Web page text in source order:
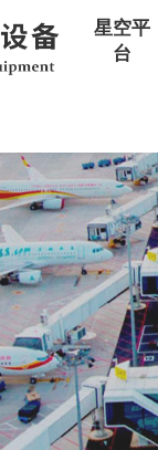
星空平
台